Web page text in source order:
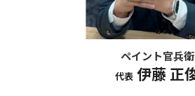
ペイント官兵衛
代表 伊藤 正